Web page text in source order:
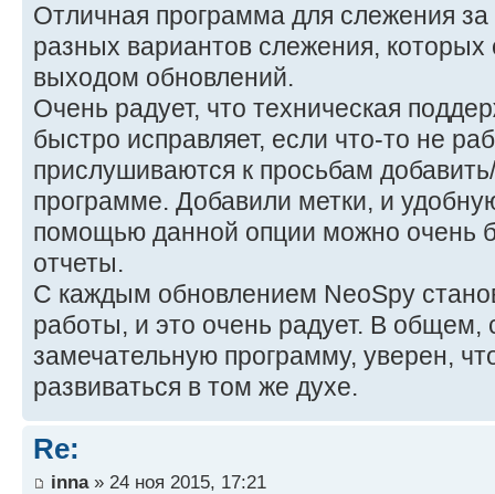
Отличная программа для слежения
разных вариантов слежения,
выходом обновлений.
Очень радует, что техническая
быстро исправляет, если что-то не
прислушиваются к просьбам
программе. Добавили метки, и
помощью данной опции можно очень
отчеты.
С каждым обновлением NeoSpy
работы, и это очень радует. В общем,
замечательную программу, уверен,
развиваться в том же духе.
Re:
inna» 24 ноя 2015, 17:21